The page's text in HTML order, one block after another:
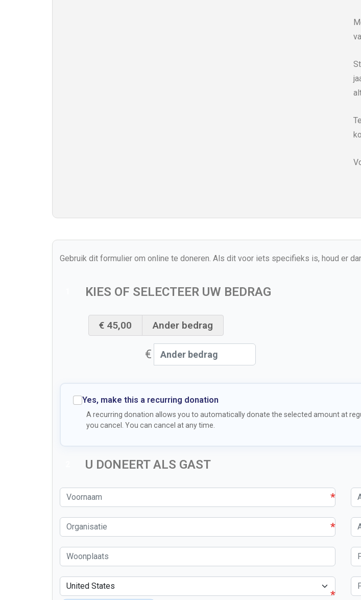
Gebruik dit formulier om online te doneren. Als dit voor iets specifieks is, houd er
KIES OF SELECTEER UW BEDRAG
€ 45,00 Ander bedrag
€
Yes, make this a recurring donation
A recurring donation allows you to automatically donate the selected amount at
you cancel. You can cancel at any time.
U DONEERT ALS GAST
*
*
*